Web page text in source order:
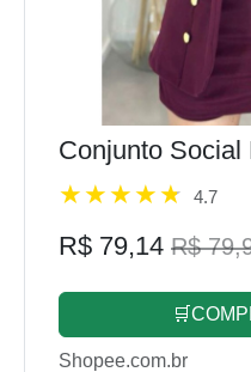
Conjunto Social
4.7
R$ 79,14 R$
Shopee.com.br